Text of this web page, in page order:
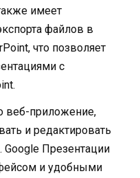
имеет
файлов в
что позволяет
с
веб-приложение,
и редактировать
Google Презентации
и удобными